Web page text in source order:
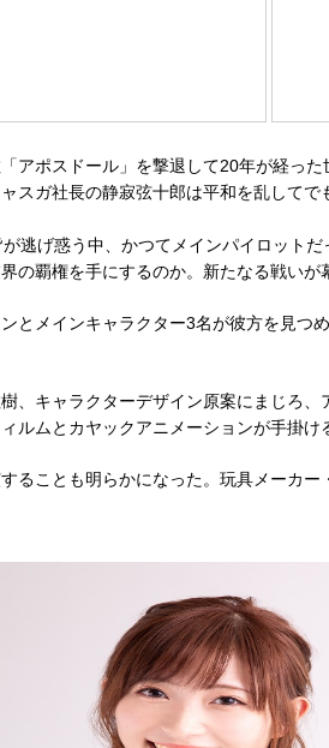
アポスドール」を撃退して20年が経っ
スガ社長の静寂弦十郎は平和を乱して
逃げ惑う中、かつてメインパイロット
の覇権を手にするのか。新たなる戦い
とメインキャラクター3名が彼方を見
、キャラクターデザイン原案にまじろ
ルムとカヤックアニメーションが手掛け
ることも明らかになった。玩具メーカ